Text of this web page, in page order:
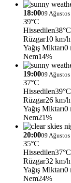
18:0009
39°C
Hissedilen38°C
Rüzgar10 km/h
Yağış Miktarı0
Nem14%
19:0009
37°C
Hissedilen39°C
Rüzgar26 km/h
Yağış Miktarı0
Nem21%
20:0009
35°C
Hissedilen37°C
Rüzgar32 km/h
Yağış Miktarı0
Nem24%